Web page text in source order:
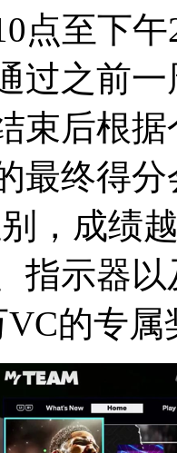
点至下
过之前
束后根
最终得
，成绩
指示器
VC的专